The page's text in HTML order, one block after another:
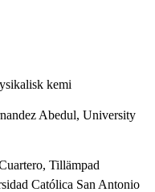
kemi
Abedul, University
Tillämpad
Católica San Antonio